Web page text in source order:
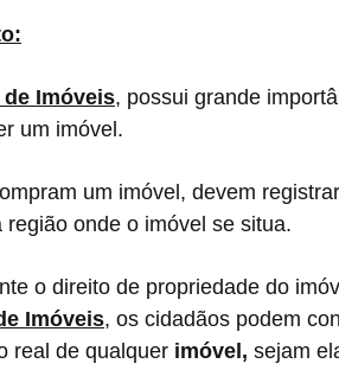
Imóveis, possui grande
um imóvel.
um imóvel, devem
região onde o imóvel se situa.
o direito de propriedade do
Imóveis, os cidadãos podem
real de qualquer imóvel, sejam